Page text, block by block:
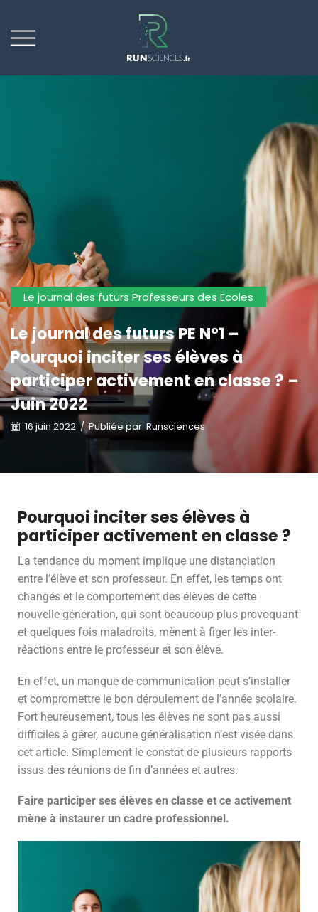
Le journal des futurs Professeurs des Ecoles
Le journal des futurs PE N°1 –
Pourquoi inciter ses élèves à
participer activement en classe ? –
Juin 2022
16 juin 2022 / Publiée par Runsciences
Pourquoi inciter ses élèves à
participer activement en classe ?
La tendance du moment implique une distanciation
entre l’élève et son professeur. En effet, les temps ont
changés et le comportement des élèves de cette
nouvelle génération, qui sont beaucoup plus provoquant
et quelques fois maladroits, mènent à figer les inter-
réactions entre le professeur et son élève.
En effet, un manque de communication peut s’installer
et compromettre le bon déroulement de l’année scolaire.
Fort heureusement, tous les élèves ne sont pas aussi
difficiles à gérer, aucune généralisation n’est visée dans
cet article. Simplement le constat de plusieurs rapports
issus des réunions de fin d’années et autres.
Faire participer ses élèves en classe et ce activement
mène à instaurer un cadre professionnel.